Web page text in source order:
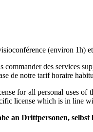
(environ 1h)
commander des services
de notre tarif horaire
for all personal uses
license which is in line
an Drittpersonen, selbst